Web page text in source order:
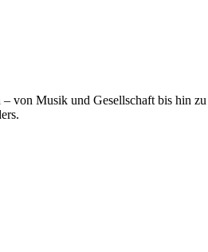
von Musik und Gesellschaft bis hin